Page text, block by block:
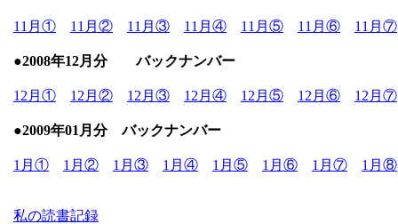
11月① 11月② 11月③ 11月④ 11月⑤ 11月⑥ 11月⑦
●2008年12月分 バックナンバー
12月① 12月② 12月③ 12月④ 12月⑤ 12月⑥ 12月⑦
●2009年01月分 バックナンバー
1月① 1月② 1月③ 1月④ 1月⑤ 1月⑥ 1月⑦ 1月⑧
私の読書記録